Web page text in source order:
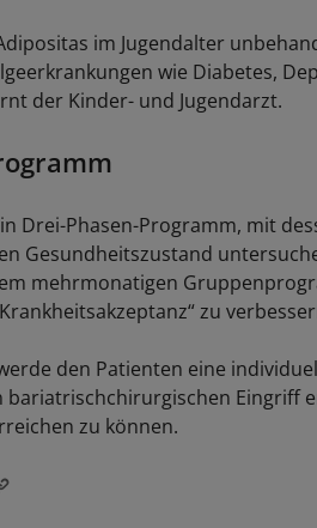
im Jugendalter
wie Diabetes,
der Kinder- und Jugendarzt.
Drei-Phasen-Programm, mit
Gesundheitszustand
mehrmonatigen
zu
den Patienten eine
Eingriff
zu können.